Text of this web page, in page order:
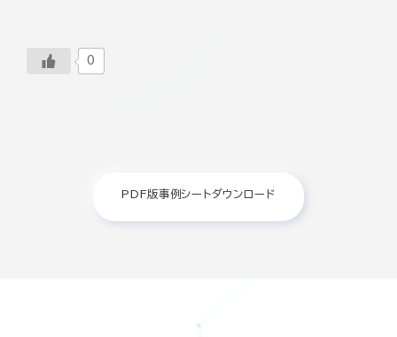
0
PDF版事例シートダウンロード